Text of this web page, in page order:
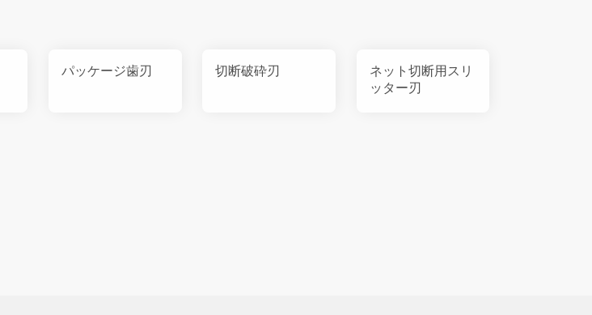
パッケージ歯刃 切断破砕刃
ネット切断用スリ
ッター刃